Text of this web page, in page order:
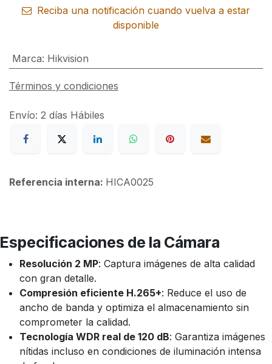
Reciba una notificación cuando vuelva a estar
disponible
Marca: Hikvision
Términos y condiciones
Envío: 2 días Hábiles
Referencia interna: HICA0025
Especificaciones de la Cámara
Resolución 2 MP: Captura imágenes de alta calidad
con gran detalle.
Compresión eficiente H.265+: Reduce el uso de
ancho de banda y optimiza el almacenamiento sin
comprometer la calidad.
Tecnología WDR real de 120 dB: Garantiza imágenes
nítidas incluso en condiciones de iluminación intensa